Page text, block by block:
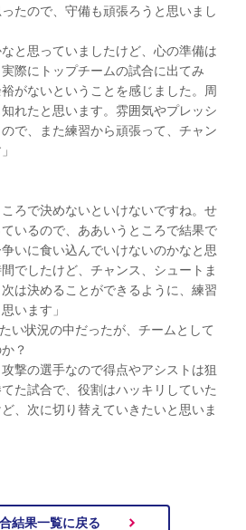
たので、守備も頑張ろうと思いまし
なと思っていましたけど、心の準備は
際にトップチームの試合に出てみ
がないということを感じました。周
れたと思います。雰囲気やプレッシ
で、また練習から頑張って、チャン
ころで決めないといけないですね。せ
いるので、ああいうところで結果で
いに食い込んでいけないのかなと思
でしたけど、チャンス、シュートま
は決めることができるように、練習
います」
い状況の中だったが、チームとして
？
撃の選手なので得点やアシストは狙
た試合で、役割はハッキリしていた
、次に切り替えていきたいと思いま
結果一覧に戻る